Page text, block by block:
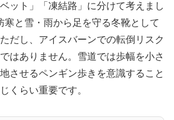
ット」「凍結路」に分けて考えまし
寒と雪・雨から足を守る冬靴として
だし、アイスバーンでの転倒リスク
はありません。雪道では歩幅を小さ
させるペンギン歩きを意識すること
くらい重要です。